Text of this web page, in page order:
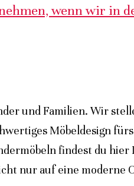
wenn wir in
und Familien. Wir
Möbeldesign
findest du
nur auf eine